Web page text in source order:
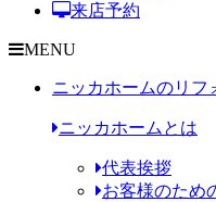
来店予約
MENU
ニッカホームのリフ
ニッカホームとは
代表挨拶
お客様のため